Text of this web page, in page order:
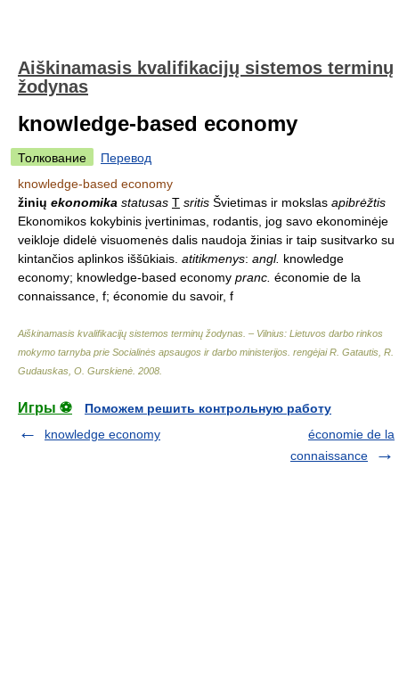
Aiškinamasis kvalifikacijų sistemos terminų
žodynas
knowledge-based economy
Толкование
Перевод
knowledge-based economy
žinių ekonomika statusas T sritis Švietimas ir mokslas apibrėžtis
Ekonomikos kokybinis įvertinimas, rodantis, jog savo ekonominėje
veikloje didelė visuomenės dalis naudoja žinias ir taip susitvarko su
kintančios aplinkos iššūkiais. atitikmenys: angl. knowledge
economy; knowledge-based economy pranc. économie de la
connaissance, f; économie du savoir, f
Aiškinamasis kvalifikacijų sistemos terminų žodynas. – Vilnius: Lietuvos darbo rinkos
mokymo tarnyba prie Socialinės apsaugos ir darbo ministerijos rengėjai R. Gatautis, R.
Gudauskas, O. Gurskienė 2008
Игры ⚽
Поможем решить контрольную работу
knowledge economy
économie de la
connaissance